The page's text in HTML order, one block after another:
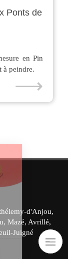
Ponts de
en Pin
à peindre.
⟶
d'Anjou,
Mazé, Avrillé,
Juigné